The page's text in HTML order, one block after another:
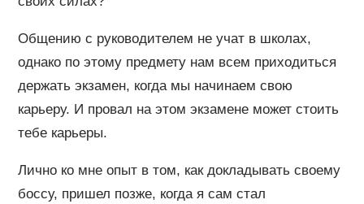
Общению с руководителем не учат в школах,
однако по этому предмету нам всем приходиться
держать экзамен, когда мы начинаем свою
карьеру. И провал на этом экзамене может стоить
тебе карьеры.
Лично ко мне опыт в том, как докладывать своему
боссу, пришел позже, когда я сам стал